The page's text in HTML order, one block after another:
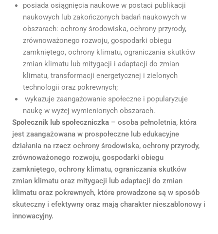
posiada osiągnięcia naukowe w postaci publikacji
naukowych lub zakończonych badań naukowych w
obszarach: ochrony środowiska, ochrony przyrody,
zrównoważonego rozwoju, gospodarki obiegu
zamkniętego, ochrony klimatu, ograniczania skutków
zmian klimatu lub mitygacji i adaptacji do zmian
klimatu, transformacji energetycznej i zielonych
technologii oraz pokrewnych;
wykazuje zaangażowanie społeczne i popularyzuje
naukę w wyżej wymienionych obszarach.
Społecznik lub społeczniczka – osoba pełnoletnia, która
jest zaangażowana w prospołeczne lub edukacyjne
działania na rzecz ochrony środowiska, ochrony przyrody,
zrównoważonego rozwoju, gospodarki obiegu
zamkniętego, ochrony klimatu, ograniczania skutków
zmian klimatu oraz mitygacji lub adaptacji do zmian
klimatu oraz pokrewnych, które prowadzone są w sposób
skuteczny i efektywny oraz mają charakter nieszablonowy i
innowacyjny.